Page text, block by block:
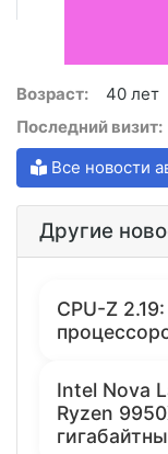
Возраст:
40 лет
Последний визит:
Все новости
Другие
CPU-Z
Intel Nova
Ryzen